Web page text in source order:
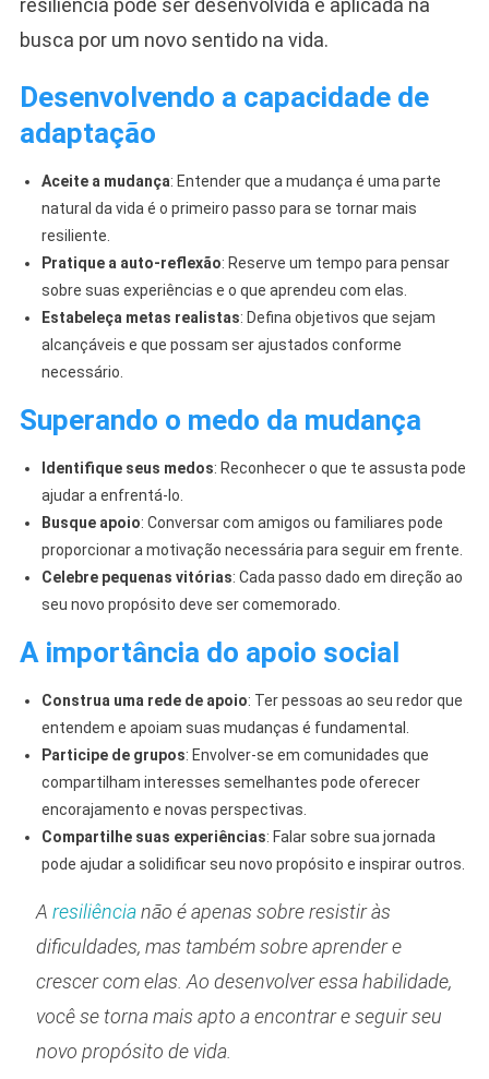
resiliência pode ser desenvolvida e aplicada na
busca por um novo sentido na vida.
Desenvolvendo a capacidade de
adaptação
Aceite a mudança: Entender que a mudança é uma parte
natural da vida é o primeiro passo para se tornar mais
resiliente.
Pratique a auto-reflexão: Reserve um tempo para pensar
sobre suas experiências e o que aprendeu com elas.
Estabeleça metas realistas: Defina objetivos que sejam
alcançáveis e que possam ser ajustados conforme
necessário.
Superando o medo da mudança
Identifique seus medos: Reconhecer o que te assusta pode
ajudar a enfrentá-lo.
Busque apoio: Conversar com amigos ou familiares pode
proporcionar a motivação necessária para seguir em frente.
Celebre pequenas vitórias: Cada passo dado em direção ao
seu novo propósito deve ser comemorado.
A importância do apoio social
Construa uma rede de apoio: Ter pessoas ao seu redor que
entendem e apoiam suas mudanças é fundamental.
Participe de grupos: Envolver-se em comunidades que
compartilham interesses semelhantes pode oferecer
encorajamento e novas perspectivas.
Compartilhe suas experiências: Falar sobre sua jornada
pode ajudar a solidificar seu novo propósito e inspirar outros.
A resiliêncianão é apenas sobre resistir às
dificuldades, mas também sobre aprender e
crescer com elas. Ao desenvolver essa habilidade,
você se torna mais apto a encontrar e seguir seu
novo propósito de vida.